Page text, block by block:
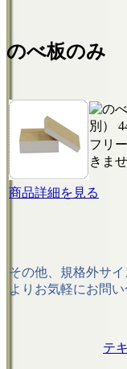
のべ板のみ
別）
フリ
きませ
商品詳細を見る
その他、規格外サ
よりお気軽にお問い
テ